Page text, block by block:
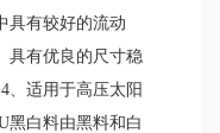
具有较好的流动
具有优良的尺寸稳
、适用于高压太阳
黑白料由黑料和白